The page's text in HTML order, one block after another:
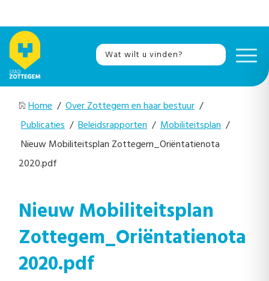
Home / Over Zottegem en haar bestuur /
Publicaties / Beleidsrapporten / Mobiliteitsplan /
Nieuw Mobiliteitsplan Zottegem_Oriëntatienota
2020.pdf
Nieuw Mobiliteitsplan
Zottegem_Oriëntatienota
2020.pdf